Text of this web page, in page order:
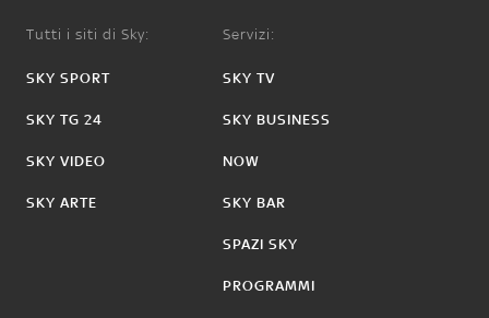
Tutti i siti di Sky:
SKY SPORT
SKY TG 24
SKY VIDEO
SKY ARTE
Servizi:
SKY TV
SKY BUSINESS
NOW
SKY BAR
SPAZI SKY
PROGRAMMI